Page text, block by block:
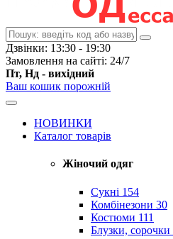
Дзвінки: 13:30 - 19:30
Замовлення на сайті: 24/7
Пт, Нд - вихідний
Ваш кошик порожній
НОВИНКИ
Каталог товарів
Жіночий одяг
Сукні 154
Комбінезони 30
Костюми 111
Блузки, сорочки